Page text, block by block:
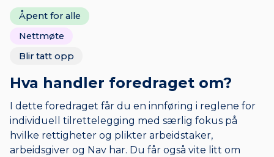
Åpent for alle
Nettmøte
Blir tatt opp
Hva handler foredraget om?
I dette foredraget får du en innføring i reglene for
individuell tilrettelegging med særlig fokus på
hvilke rettigheter og plikter arbeidstaker,
arbeidsgiver og Nav har. Du får også vite litt om